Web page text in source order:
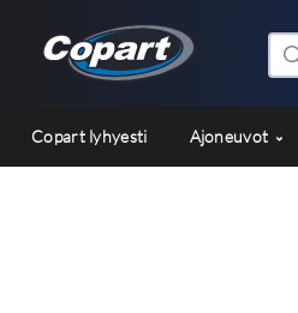
Copart lyhyesti Ajoneuvot